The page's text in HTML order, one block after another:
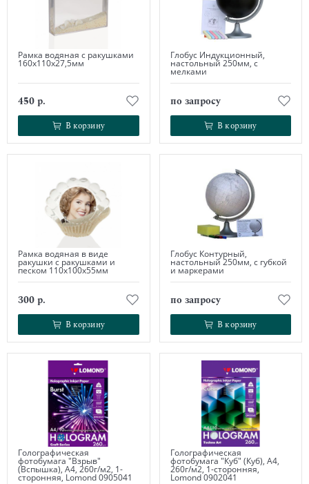
Рамка водяная с ракушками
160х110х27,5мм
450 р.
В корзину
В корзину
Глобус Индукционный,
настольный 250мм, с
мелками
по запросу
В корзину
В корзину
Рамка водяная в виде
ракушки с ракушками и
песком 110х100х55мм
300 р.
В корзину
В корзину
Глобус Контурный,
настольный 250мм, с губкой
и маркерами
по запросу
В корзину
В корзину
Голографическая
фотобумага "Взрыв"
(Вспышка), А4, 260г/м2, 1-
сторонняя, Lomond 0905041
Голографическая
фотобумага "Куб" (Куб), А4,
260г/м2, 1-сторонняя,
Lomond 0902041